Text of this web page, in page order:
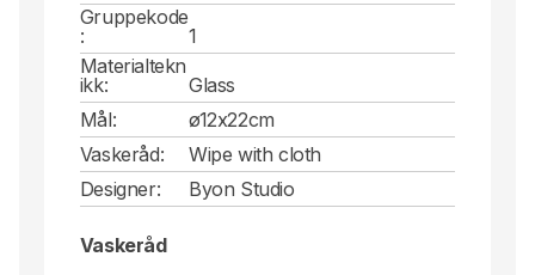
Gruppekode
:
1
Materialtekn
ikk:
Glass
Mål:
ø12x22cm
Vaskeråd:
Wipe with cloth
Designer:
Byon Studio
Vaskeråd